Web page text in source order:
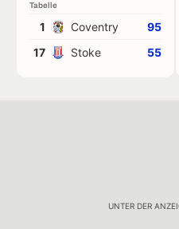
Tabelle
1 Coventry
95
17
Stoke 55
UNTER DER